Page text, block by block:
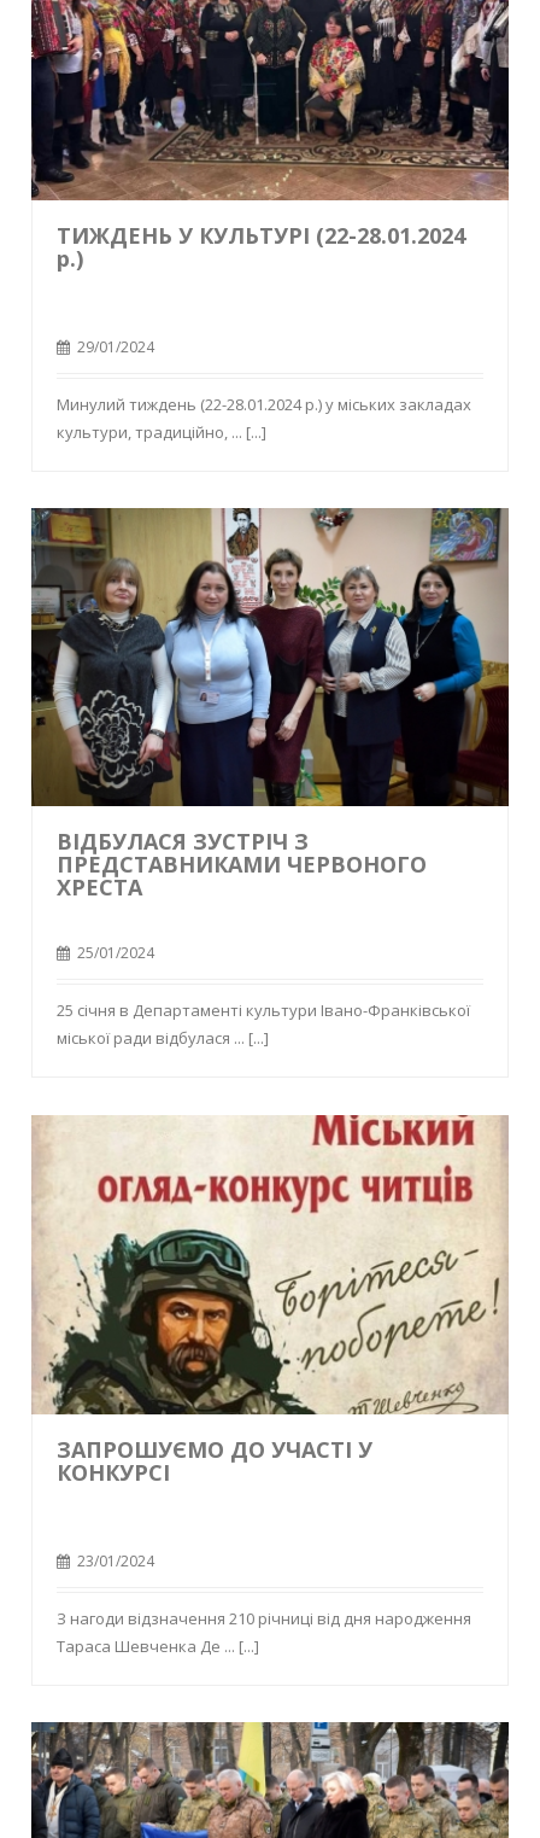
ТИЖДЕНЬ У КУЛЬТУРІ (22-28.01.2024
р.)
29/01/2024
Минулий тиждень (22-28.01.2024 р.) у міських закладах
культури, традиційно, ... [...]
ВІДБУЛАСЯ ЗУСТРІЧ З
ПРЕДСТАВНИКАМИ ЧЕРВОНОГО
ХРЕСТА
25/01/2024
25 січня в Департаменті культури Івано-Франківської
міської ради відбулася ... [...]
ЗАПРОШУЄМО ДО УЧАСТІ У
КОНКУРСІ
23/01/2024
З нагоди відзначення 210 річниці від дня народження
Тараса Шевченка Де ... [...]